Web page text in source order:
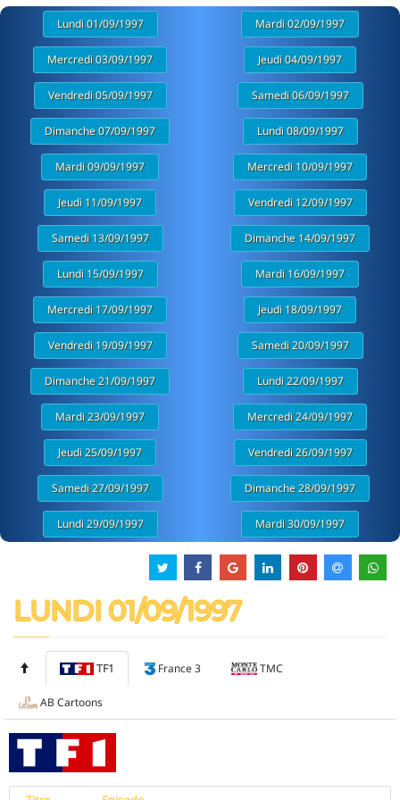
Lundi 01/09/1997 Mardi 02/09/1997
Mercredi 03/09/1997 Jeudi 04/09/1997
Vendredi 05/09/1997 Samedi 06/09/1997
Dimanche 07/09/1997 Lundi 08/09/1997
Mardi 09/09/1997 Mercredi 10/09/1997
Jeudi 11/09/1997 Vendredi 12/09/1997
Samedi 13/09/1997 Dimanche 14/09/1997
Lundi 15/09/1997 Mardi 16/09/1997
Mercredi 17/09/1997 Jeudi 18/09/1997
Vendredi 19/09/1997 Samedi 20/09/1997
Dimanche 21/09/1997 Lundi 22/09/1997
Mardi 23/09/1997 Mercredi 24/09/1997
Jeudi 25/09/1997 Vendredi 26/09/1997
Samedi 27/09/1997 Dimanche 28/09/1997
Lundi 29/09/1997 Mardi 30/09/1997
LUNDI 01/09/1997
TF1 France 3 TMC
AB Cartoons